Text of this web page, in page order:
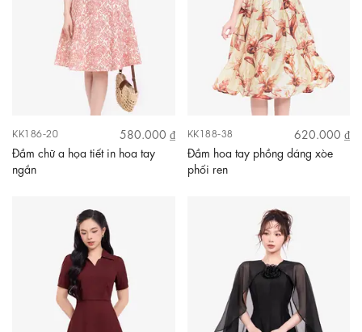
KK186-20
580.000 ₫
Đầm chữ a họa tiết in hoa tay
ngắn
KK188-38
620.000 ₫
Đầm hoa tay phồng dáng xòe
phối ren